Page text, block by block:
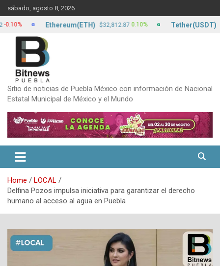
Skip
to
content
sábado, agosto 8, 2026
Sitio de noticias de Puebla México con información de Nacional
Estatal Municipal de México y el Mundo
Home
LOCAL
Delfina Pozos impulsa iniciativa para garantizar el derecho
humano al acceso al agua en Puebla
Ethereum(ETH) $32,812.87 0.10% Tether(USDT) $17.13